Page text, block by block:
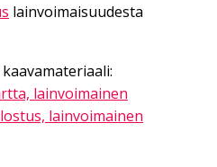
lainvoimaisuudesta
lainvoimainen
lainvoimainen